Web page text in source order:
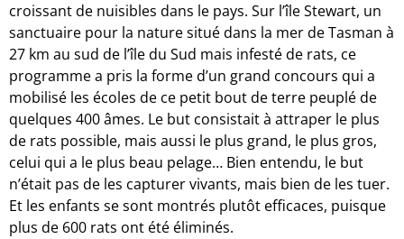
croissant de nuisibles dans le pays. Sur l’île Stewart, un
sanctuaire pour la nature situé dans la mer de Tasman à
27 km au sud de l’île du Sud mais infesté de rats, ce
programme a pris la forme d’un grand concours qui a
mobilisé les écoles de ce petit bout de terre peuplé de
quelques 400 âmes. Le but consistait à attraper le plus
de rats possible, mais aussi le plus grand, le plus gros,
celui qui a le plus beau pelage… Bien entendu, le but
n’était pas de les capturer vivants, mais bien de les tuer.
Et les enfants se sont montrés plutôt efficaces, puisque
plus de 600 rats ont été éliminés.